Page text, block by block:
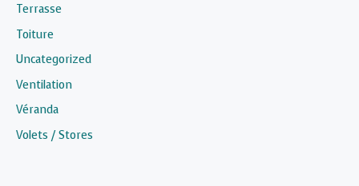
Terrasse
Toiture
Uncategorized
Ventilation
Véranda
Volets / Stores